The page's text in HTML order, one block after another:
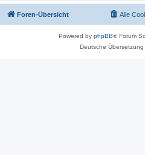
Foren-Übersicht Alle
Powered by phpBB® Forum
Deutsche Übersetzung